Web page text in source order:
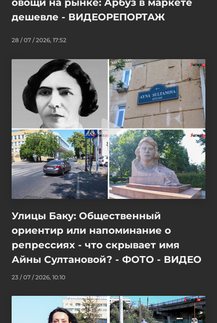
овощи на рынке: Арбуз в маркете
дешевле - ВИДЕОРЕПОРТАЖ
28 / 07 / 2026, 17:52
Улицы Баку: Общественный
ориентир или напоминание о
репрессиях - что скрывает имя
Айны Султановой? - ФОТО - ВИДЕО
23 / 07 / 2026, 10:10